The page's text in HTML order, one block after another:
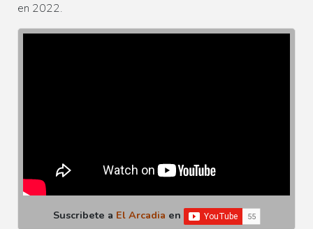
en 2022.
Suscribete a El Arcadia en